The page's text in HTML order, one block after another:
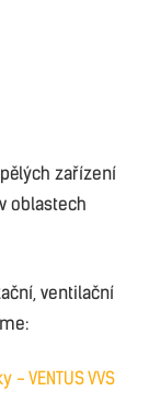
zařízení
oblastech
ventilační
VENTUS VVS